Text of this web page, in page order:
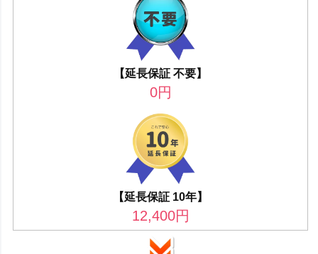
【延長保証 不要】
0円
【延長保証 10年】
12,400円